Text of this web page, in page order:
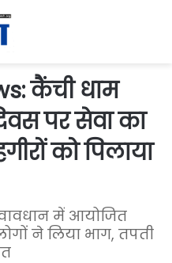
कैंची धाम
पर सेवा का
को पिलाया
में आयोजित
ने लिया भाग, तपती